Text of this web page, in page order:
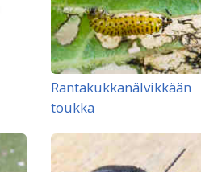
Rantakukkanälvikkään
toukka